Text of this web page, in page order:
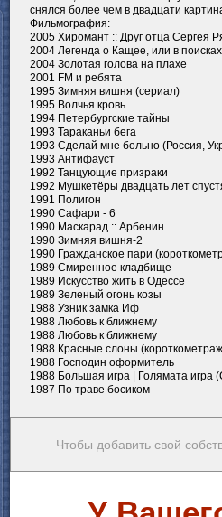
снялся более чем в двадцати
Фильмография:
2005 Хиромант :: Друг отца Сергея
2004 Легенда о Кащее, или в
2004 Золотая голова на плахе
2001 FM и ребята
1995 Зимняя вишня (сериал)
1995 Волчья кровь
1994 Петербургские тайны
1993 Тараканьи бега
1993 Сделай мне больно (Россия,
1993 Антифауст
1992 Танцующие призраки
1992 Мушкетёры двадцать лет
1991 Полигон
1990 Сафари - 6
1990 Маскарад :: Арбенин
1990 Зимняя вишня-2
1990 Гражданское пари
1989 Смиренное кладбище
1989 Искусство жить в Одессе
1989 Зеленый огонь козы
1988 Узник замка Иф
1988 Любовь к ближнему
1988 Любовь к ближнему
1988 Красные слоны
1988 Господин оформитель
1988 Большая игра | Голямата игра
1987 По траве босиком
Чтобы добавить свой